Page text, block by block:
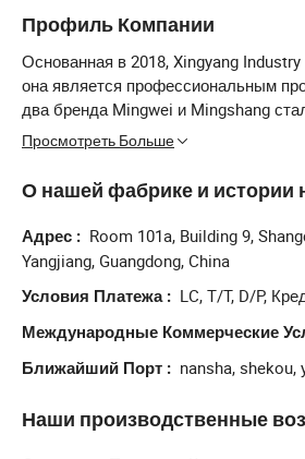
Профиль Компании
Основанная в 2018, Xingyang
она является профессиональным
два бренда Mingwei и Mingshang
время на нашей фабрике работает
места. Наши основные продукты:
колесики, колесики из
нержавеющей стали, квадратные
широко используются в
областях. Кроме того, у нас есть
обычно составляет 2 недель. Мы
выбором. Мы рассматриваем
взаимного развития и выгоды
Просмотреть Больше
О нашей фабрике и истории
Адрес
Room 101a, Building 9,
Yangjiang, Guangdong, China
Условия Платежа LC, T/T, D/P,
Международные Коммерческие
Ближайший Порт nansha, shekou,
Наши производственные